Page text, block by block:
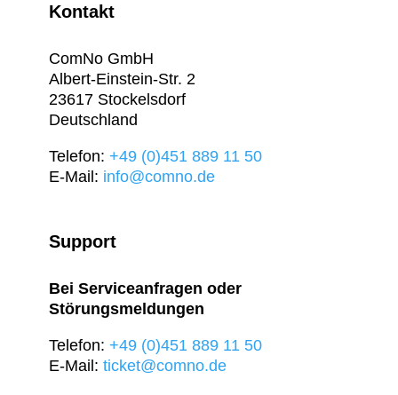
Kontakt
ComNo GmbH
Albert-Einstein-Str. 2
23617 Stockelsdorf
Deutschland
Telefon: +49 (0)451 889 11 50
E-Mail: info@comno.de
Support
Bei Serviceanfragen oder
Störungsmeldungen
Telefon: +49 (0)451 889 11 50
E-Mail: ticket@comno.de